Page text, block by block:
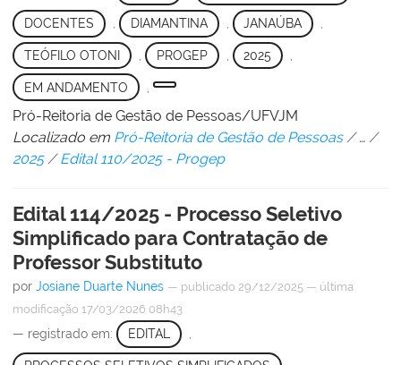
DOCENTES , DIAMANTINA , JANAÚBA ,
TEÓFILO OTONI PROGEP 2025
EM ANDAMENTO
Pró-Reitoria de Gestão de Pessoas/UFVJM
Localizado em Pró-Reitoria de Gestão de Pessoas /… /
2025 /Edital 110/2025 - Progep
Edital 114/2025 - Processo Seletivo
Simplificado para Contratação de
Professor Substituto
por Josiane Duarte Nunes — publicado 29/12/2025 — última
modificação 17/03/2026 08h43
— registrado em: EDITAL ,